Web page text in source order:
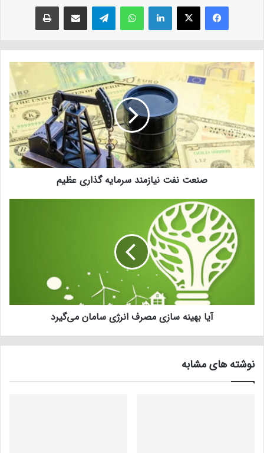
فیسبوک ایکس لینکداین واتس آپ تلگرام
صنعت نفت نیازمند سرمایه گذاری عظیم
آیا بهینه سازی مصرف انرژی سامان می‌گیرد
نوشته های مشابه